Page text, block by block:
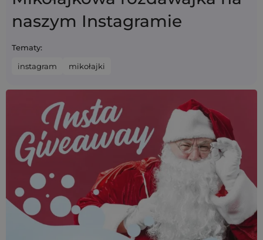
naszym Instagramie
Tematy:
instagram mikołajki